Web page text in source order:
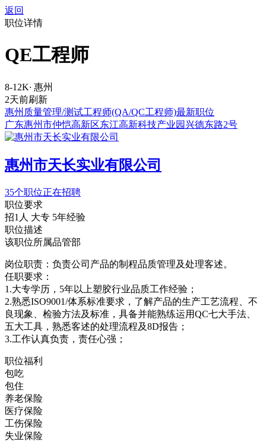
返回
职位详情
QE工程师
8-12K· 惠州
2天前刷新
惠州质量管理/测试工程师(QA/QC工程师)最新职位
广东惠州市仲恺高新区东江高新科技产业园兴德东路2号
惠州市天长实业有限公司
35个职位正在招聘
职位要求
招1人 大专 5年经验
职位描述
该职位所属品管部
岗位职责：负责公司产品的制程品质管理及处理客述。
任职要求：
1.大专学历，5年以上塑胶行业品质工作经验；
2.熟悉ISO9001/体系标准要求，了解产品的生产工艺流程、不
良现象、检验方法及标准，具备并能熟练运用QC七大手法、
五大工具，熟悉客述的处理流程及8D报告；
3.工作认真负责，责任心强；
职位福利
包吃
包住
养老保险
医疗保险
工伤保险
失业保险